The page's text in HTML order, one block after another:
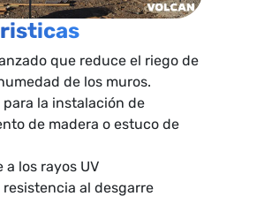
que reduce el riego de
de los muros.
la instalación de
de madera o estuco de
a los rayos UV
al desgarre